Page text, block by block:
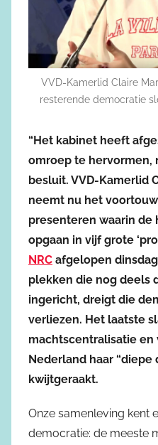
VVD-Kamerlid Claire
resterende democratie
“Het kabinet heeft
omroep te hervormen,
besluit. VVD-Kamerlid
neemt nu het
presenteren waarin de
opgaan in vijf grote
NRC afgelopen
plekken die nog deels
ingericht, dreigt die
verliezen. Het laatste
machtscentralisatie
Nederland haar “diepe
kwijtgeraakt.
Onze samenleving kent
democratie: de meeste